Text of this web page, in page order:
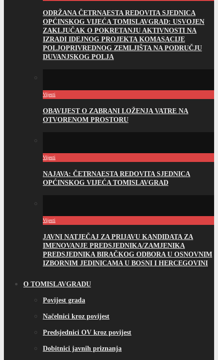
ODRŽANA ČETRNAESTA REDOVITA SJEDNICA
OPĆINSKOG VIJEĆA TOMISLAVGRAD: USVOJEN
ZAKLJUČAK O POKRETANJU AKTIVNOSTI NA
IZRADI IDEJNOG PROJEKTA KOMASACIJE
POLJOPRIVREDNOG ZEMLJIŠTA NA PODRUČJU
DUVANJSKOG POLJA
Vijesti
OBAVIJEST O ZABRANI LOŽENJA VATRE NA
OTVORENOM PROSTORU
Vijesti
NAJAVA: ČETRNAESTA REDOVITA SJEDNICA
OPĆINSKOG VIJEĆA TOMISLAVGRAD
Vijesti
JAVNI NATJEČAJ ZA PRIJAVU KANDIDATA ZA
IMENOVANJE PREDSJEDNIKA/ZAMJENIKA
PREDSJEDNIKA BIRAČKOG ODBORA U OSNOVNIM
IZBORNIM JEDINICAMA U BOSNI I HERCEGOVINI
O TOMISLAVGRADU
Povijest grada
Načelnici kroz povijest
Predsjednici OV kroz povijest
Dobitnici javnih priznanja